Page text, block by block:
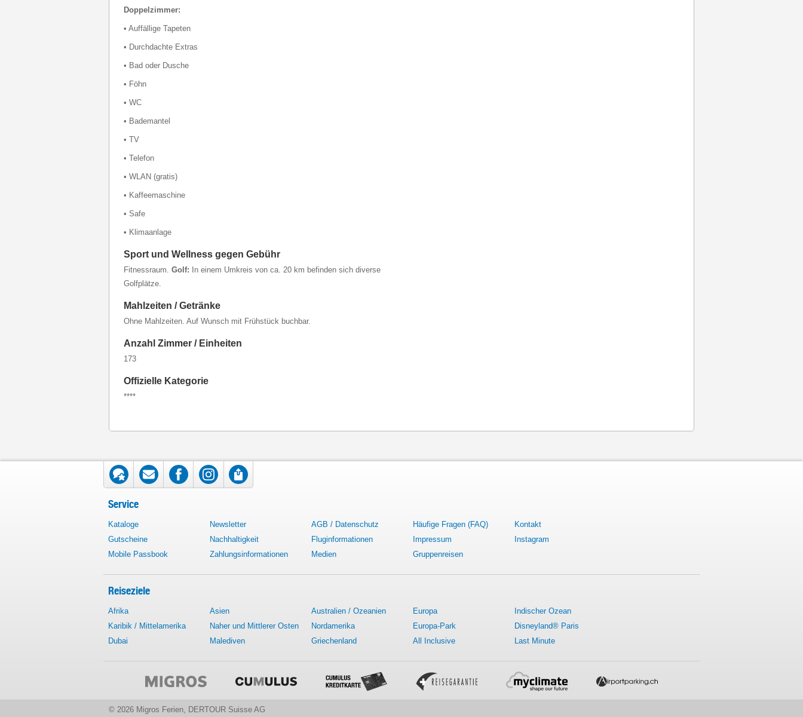
Doppelzimmer:
• Auffällige Tapeten
• Durchdachte Extras
• Bad oder Dusche
• Föhn
• WC
• Bademantel
• TV
• Telefon
• WLAN (gratis)
• Kaffeemaschine
• Safe
• Klimaanlage
Sport und Wellness gegen Gebühr
Fitnessraum. Golf: In einem Umkreis von ca. 20 km befinden sich diverse
Golfplätze.
Mahlzeiten / Getränke
Ohne Mahlzeiten. Auf Wunsch mit Frühstück buchbar.
Anzahl Zimmer / Einheiten
173
Offizielle Kategorie
****
Service
Kataloge Newsletter AGB / Datenschutz Häufige Fragen (FAQ)
Kontakt
Gutscheine
Nachhaltigkeit Fluginformationen Impressum
Instagram
Mobile Passbook
Zahlungsinformationen Medien Gruppenreisen
Reiseziele
Afrika Asien Australien / Ozeanien Europa
Indischer Ozean
Karibik / Mittelamerika
Naher und Mittlerer Osten Nordamerika Europa-Park
Disneyland® Paris
Dubai
Malediven Griechenland All Inclusive Last Minute
© 2026 Migros Ferien, DERTOUR Suisse AG